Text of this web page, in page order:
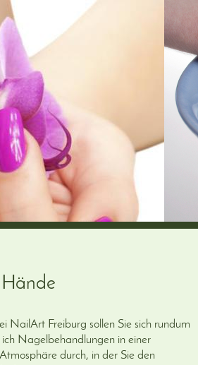
Hände
NailArt Freiburg sollen Sie sich rundum
Nagelbehandlungen in einer
durch, in der Sie den